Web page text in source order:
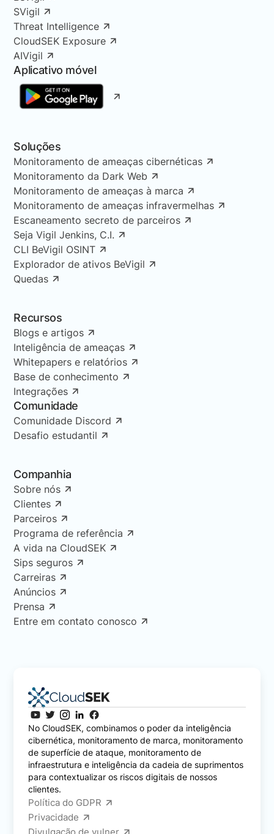
SVigil
Threat Intelligence
CloudSEK Exposure
AIVigil
Aplicativo móvel
Soluções
Monitoramento de ameaças cibernéticas
Monitoramento da Dark Web
Monitoramento de ameaças à marca
Monitoramento de ameaças infravermelhas
Escaneamento secreto de parceiros
Seja Vigil Jenkins, C.I.
CLI BeVigil OSINT
Explorador de ativos BeVigil
Quedas
Recursos
Blogs e artigos
Inteligência de ameaças
Whitepapers e relatórios
Base de conhecimento
Integrações
Comunidade
Comunidade Discord
Desafio estudantil
Companhia
Sobre nós
Clientes
Parceiros
Programa de referência
A vida na CloudSEK
Sips seguros
Carreiras
Anúncios
Prensa
Entre em contato conosco
No CloudSEK, combinamos o poder da inteligência
cibernética, monitoramento de marca, monitoramento
de superfície de ataque, monitoramento de
infraestrutura e inteligência da cadeia de suprimentos
para contextualizar os riscos digitais de nossos
clientes.
Política do GDPR
Privacidade